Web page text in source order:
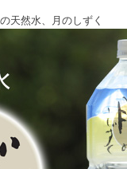
天然水、月のしずく